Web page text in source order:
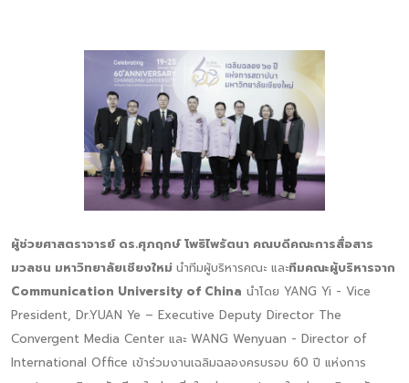
ผู้ช่วยศาสตราจารย์ ดร.ศุภฤกษ์ โพธิไพรัตนา คณบดีคณะการสื่อสาร
มวลชน มหาวิทยาลัยเชียงใหม่ นำทีมผู้บริหารคณะ และทีมคณะผู้บริหารจาก
Communication University of China นำโดย YANG Yi - Vice
President, Dr.YUAN Ye – Executive Deputy Director The
Convergent Media Center และ WANG Wenyuan - Director of
International Office เข้าร่วมงานเฉลิมฉลองครบรอบ 60 ปี แห่งการ